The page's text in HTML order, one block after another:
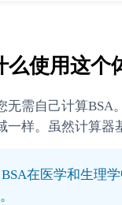
么使用这个
无需自己计算BSA
一样。虽然计算器
BSA在医学和生理